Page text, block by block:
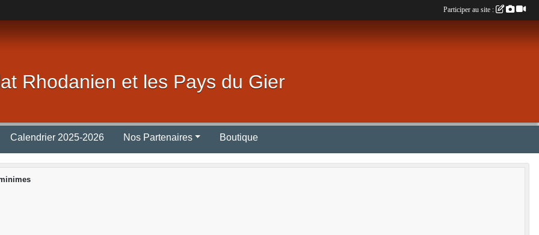
Rhodanien et les Pays du Gier
Calendrier 2025-2026 Nos Partenaires Boutique
Participer au site :